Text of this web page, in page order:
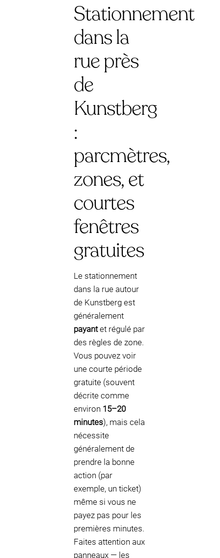
Stationnement
dans la
rue près
de
Kunstberg
:
parcmètres,
zones, et
courtes
fenêtres
gratuites
Le stationnement
dans la rue autour
de Kunstberg est
généralement
payantet régulé par
des règles de zone.
Vous pouvez voir
une courte période
gratuite (souvent
décrite comme
environ 15–20
minutes), mais cela
nécessite
généralement de
prendre la bonne
action (par
exemple, un ticket)
même si vous ne
payez pas pour les
premières minutes.
Faites attention aux
panneaux — les